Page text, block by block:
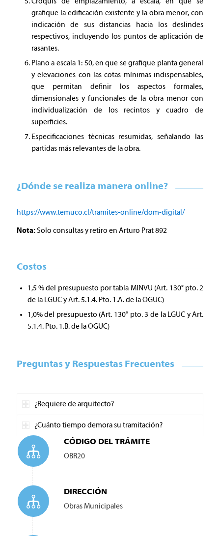
grafique la edificación existente y la obra menor, con
indicación de sus distancias hacia los deslindes
respectivos, incluyendo los puntos de aplicación de
rasantes.
Plano a escala 1: 50, en que se grafique planta general
y elevaciones con las cotas mínimas indispensables,
que permitan definir los aspectos formales,
dimensionales y funcionales de la obra menor con
individualización de los recintos y cuadro de
superficies.
Especificaciones técnicas resumidas, señalando las
partidas más relevantes de la obra.
¿Dónde se realiza manera online?
https://www.temuco.cl/tramites-online/dom-digital/
Nota:Solo consultas y retiro en Arturo Prat 892
Costos
1,5 % del presupuesto por tabla MINVU (Art. 130° pto. 2
de la LGUC y Art. 5.1.4. Pto. 1.A. de la OGUC)
1,0% del presupuesto (Art. 130° pto. 3 de la LGUC y Art.
5.1.4. Pto. 1.B. de la OGUC)
Preguntas y Respuestas Frecuentes
¿Requiere de arquitecto?
¿Cuánto tiempo demora su tramitación?
CÓDIGO DEL TRÁMITE
OBR20
DIRECCIÓN
Obras Municipales